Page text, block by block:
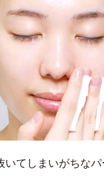
いてしまいがちな